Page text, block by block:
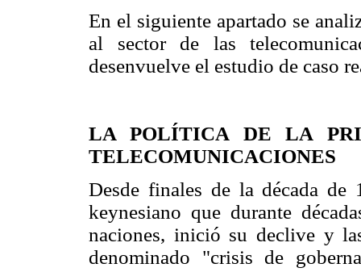
En el siguiente apartado se
al sector de las
desenvuelve el estudio de caso
LA POLÍTICA DE LA
TELECOMUNICACIONES
Desde finales de la década de
keynesiano que durante
naciones, inició su declive y
denominado "crisis de